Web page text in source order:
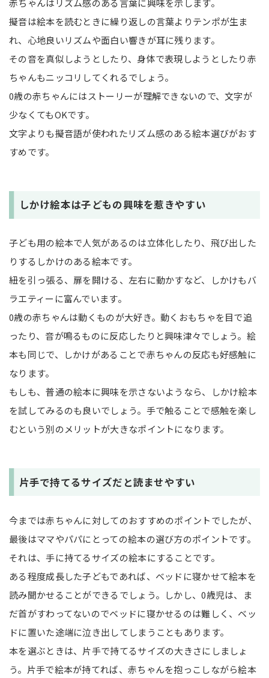
赤ちゃんはリズム感のある言葉に興味を示します。
擬音は絵本を読むときに繰り返しの言葉よりテンポが生ま
れ、心地良いリズムや面白い響きが耳に残ります。
その音を真似しようとしたり、身体で表現しようとしたり赤
ちゃんもニッコリしてくれるでしょう。
0歳の赤ちゃんにはストーリーが理解できないので、文字が
少なくてもOKです。
文字よりも擬音語が使われたリズム感のある絵本選びがおす
すめです。
しかけ絵本は子どもの興味を惹きやすい
子ども用の絵本で人気があるのは立体化したり、飛び出した
りするしかけのある絵本です。
紐を引っ張る、扉を開ける、左右に動かすなど、しかけもバ
ラエティーに富んでいます。
0歳の赤ちゃんは動くものが大好き。動くおもちゃを目で追
ったり、音が鳴るものに反応したりと興味津々でしょう。絵
本も同じで、しかけがあることで赤ちゃんの反応も好感触に
なります。
もしも、普通の絵本に興味を示さないようなら、しかけ絵本
を試してみるのも良いでしょう。手で触ることで感触を楽し
むという別のメリットが大きなポイントになります。
片手で持てるサイズだと読ませやすい
今までは赤ちゃんに対してのおすすめのポイントでしたが、
最後はママやパパにとっての絵本の選び方のポイントです。
それは、手に持てるサイズの絵本にすることです。
ある程度成長した子どもであれば、ベッドに寝かせて絵本を
読み聞かせることができるでしょう。しかし、0歳児は、ま
だ首がすわってないのでベッドに寝かせるのは難しく、ベッ
ドに置いた途端に泣き出してしまうこともあります。
本を選ぶときは、片手で持てるサイズの大きさにしましょ
う。片手で絵本が持てれば、赤ちゃんを抱っこしながら絵本